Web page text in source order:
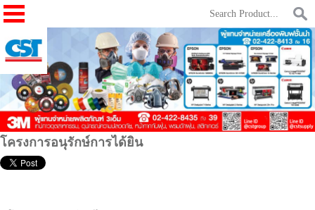
โครงการอนุรักษ์การได้ยิน